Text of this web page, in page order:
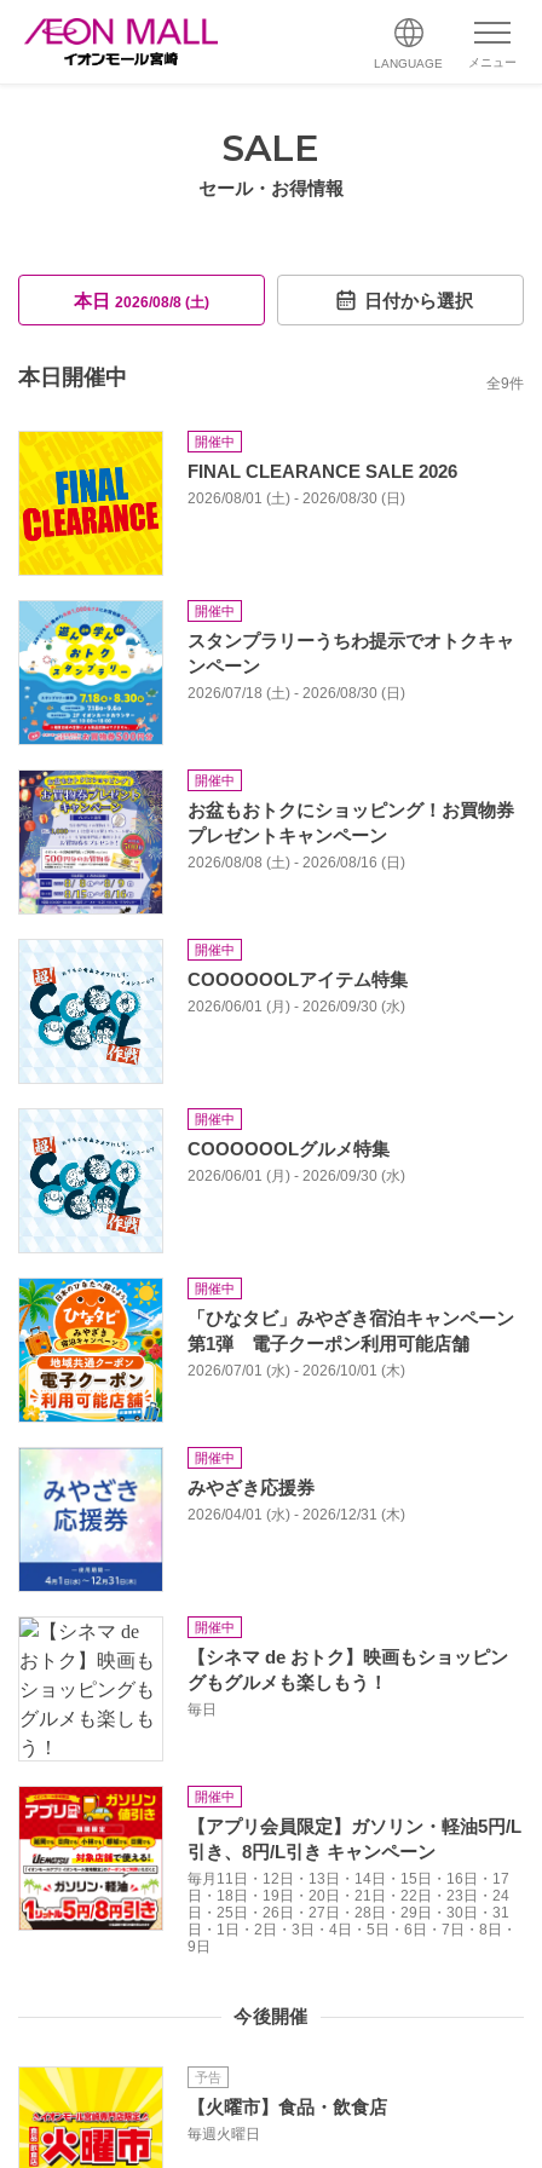
LANGUAGE メニュー
SALE
セール・お得情報
本日 2026/08/8 (土) 日付から選択
本日開催中 全9件
開催中
FINAL CLEARANCE SALE 2026
2026/08/01 (土) - 2026/08/30 (日)
開催中
スタンプラリーうちわ提示でオトクキャ
ンペーン
2026/07/18 (土) - 2026/08/30 (日)
開催中
お盆もおトクにショッピング！お買物券
プレゼントキャンペーン
2026/08/08 (土) - 2026/08/16 (日)
開催中
COOOOOOLアイテム特集
2026/06/01 (月) - 2026/09/30 (水)
開催中
COOOOOOLグルメ特集
2026/06/01 (月) - 2026/09/30 (水)
開催中
「ひなタビ」みやざき宿泊キャンペーン
第1弾 電子クーポン利用可能店舗
2026/07/01 (水) - 2026/10/01 (木)
開催中
みやざき応援券
2026/04/01 (水) - 2026/12/31 (木)
開催中
【シネマ de おトク】映画もショッピン
グもグルメも楽しもう！
毎日
開催中
【アプリ会員限定】ガソリン・軽油5円/L
引き、8円/L引き キャンペーン
毎月11日・12日・13日・14日・15日・16日・17
日・18日・19日・20日・21日・22日・23日・24
日・25日・26日・27日・28日・29日・30日・31
日・1日・2日・3日・4日・5日・6日・7日・8日・
9日
今後開催
予告
【火曜市】食品・飲食店
毎週火曜日